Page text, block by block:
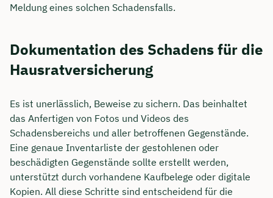
Meldung eines solchen Schadensfalls.
Dokumentation des Schadens für die
Hausratversicherung
Es ist unerlässlich, Beweise zu sichern. Das beinhaltet
das Anfertigen von Fotos und Videos des
Schadensbereichs und aller betroffenen Gegenstände.
Eine genaue Inventarliste der gestohlenen oder
beschädigten Gegenstände sollte erstellt werden,
unterstützt durch vorhandene Kaufbelege oder digitale
Kopien. All diese Schritte sind entscheidend für die